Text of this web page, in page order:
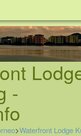
-
>Waterfront Lodge